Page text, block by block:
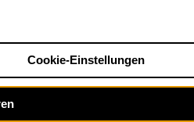
Cookie-Einstellungen